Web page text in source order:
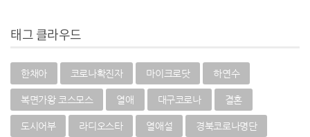
태그 클라우드
한채아 코로나확진자 마이크로닷 하연수
복면가왕 코스모스 열애 대구코로나 결혼
도시어부 라디오스타 열애설 경북코로나명단